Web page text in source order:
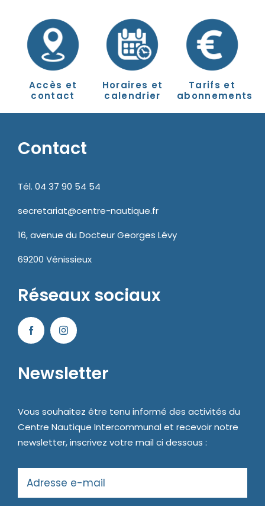
Accès et
contact
Horaires et
calendrier
Tarifs et
abonnements
Contact
Tél. 04 37 90 54 54
secretariat@centre-nautique.fr
16, avenue du Docteur Georges Lévy
69200 Vénissieux
Réseaux sociaux
Newsletter
Vous souhaitez être tenu informé des activités du
Centre Nautique Intercommunal et recevoir notre
newsletter, inscrivez votre mail ci dessous :